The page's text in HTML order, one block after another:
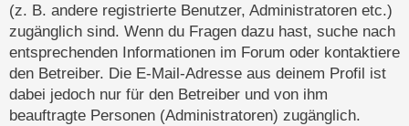
(z. B. andere registrierte Benutzer, Administratoren etc.)
zugänglich sind. Wenn du Fragen dazu hast, suche nach
entsprechenden Informationen im Forum oder kontaktiere
den Betreiber. Die E-Mail-Adresse aus deinem Profil ist
dabei jedoch nur für den Betreiber und von ihm
beauftragte Personen (Administratoren) zugänglich.